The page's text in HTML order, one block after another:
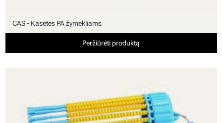
CAS - Kasetės PA žymekliams
Peržiūrėti produktą